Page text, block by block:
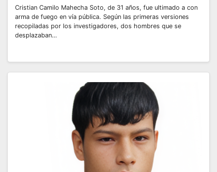
Cristian Camilo Mahecha Soto, de 31 años, fue ultimado a con
arma de fuego en vía pública. Según las primeras versiones
recopiladas por los investigadores, dos hombres que se
desplazaban…